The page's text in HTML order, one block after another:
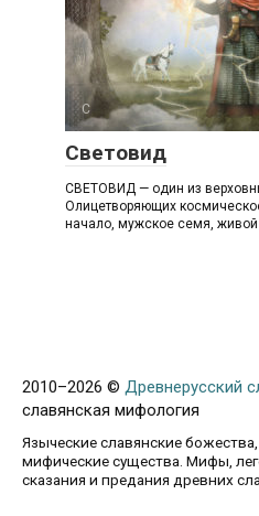
С
Световид
СВЕТОВИД — один из
Олицетворяющих
начало, мужское семя, живой
2010–2026 © Древнерусский
славянская мифология
Языческие славянские
мифические существа. Мифы,
сказания и предания древних